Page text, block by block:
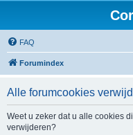
FAQ
Forumindex
Alle forumcookies
Weet u zeker dat u alle cookies
verwijderen?